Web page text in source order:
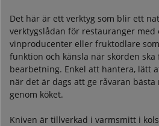
Det här är ett verktyg som blir ett
verktygslådan för restauranger med
vinproducenter eller fruktodlare
funktion och känsla när skörden
bearbetning. Enkel att hantera, lätt
när det är dags att ge råvaran
genom köket.
Kniven är tillverkad i varmsmitt i